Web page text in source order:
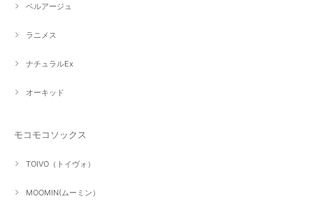
ベルアージュ
ラニメス
ナチュラルEx
オーキッド
モコモコソックス
TOIVO（トイヴォ）
MOOMIN(ムーミン）